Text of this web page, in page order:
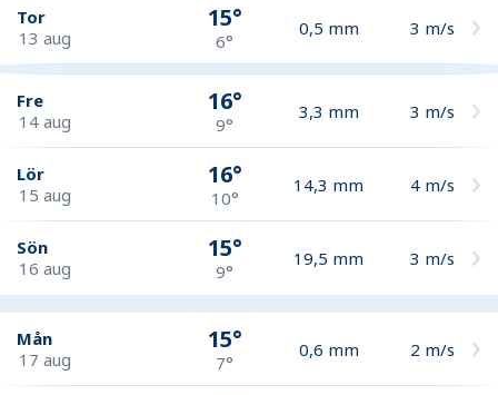
Tor
13 aug
15°
6°
0,5 mm 3 m/s
Fre
14 aug
16°
9°
3,3 mm 3 m/s
Lör
15 aug
16°
10°
14,3 mm 4 m/s
Sön
16 aug
15°
9°
19,5 mm 3 m/s
Mån
17 aug
15°
7°
0,6 mm 2 m/s